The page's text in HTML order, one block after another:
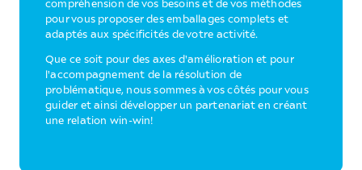
compréhension de vos besoins et de vos méthodes
pour vous proposer des emballages complets et
adaptés aux spécificités de votre activité.
Que ce soit pour des axes d'amélioration et pour
l'accompagnement de la résolution de
problématique, nous sommes à vos côtés pour vous
guider et ainsi développer un partenariat en créant
une relation win-win!